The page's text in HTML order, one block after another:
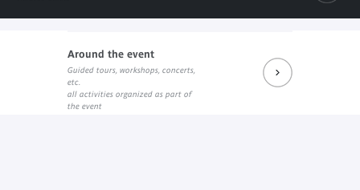
Dossier pédagogique autour de l'atelier "La Pluie"
PDF document
Around the event
Guided tours, workshops, concerts,
etc.
all activities organized as part of
the event